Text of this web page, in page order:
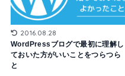
2016.08.28
WordPressブログで最初に理解し
ておいた方がいいことをつらつら
と